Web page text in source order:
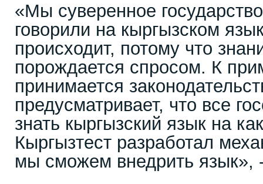
«Мы суверенное
говорили на кыргызском
происходит, потому что
порождается спросом. К
принимается
предусматривает, что все
знать кыргызский язык на
Кыргызтест разработал
мы сможем внедрить язык»,